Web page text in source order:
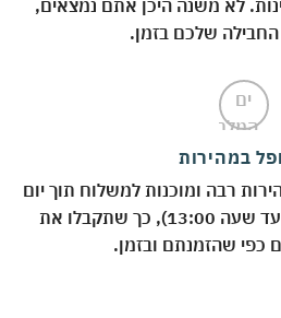
לא משנה היכן אתם נמצאים,
שלכם בזמן.
ומוכנות למשלוח תוך יום
אחד (להזמנות שנכנסו עד שעה 13:00), כך שתקבלו את
שהזמנתם ובזמן.